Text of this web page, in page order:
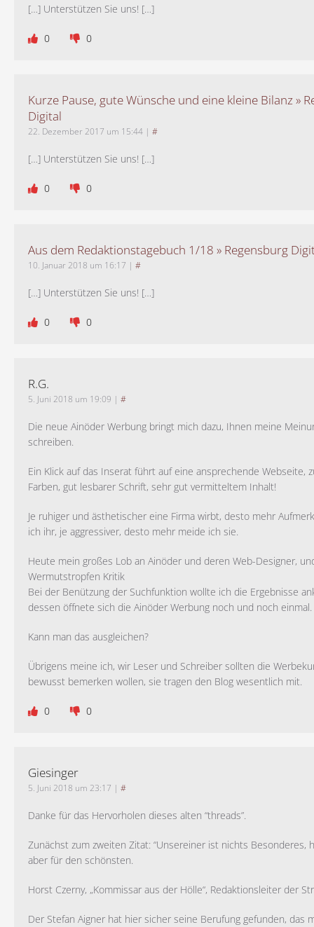
[…] Unterstützen Sie uns! […]
0 0
Kurze Pause, gute Wünsche und eine kleine Bilanz »
Digital
22. Dezember 2017 um 15:44 | #
[…] Unterstützen Sie uns! […]
0 0
Aus dem Redaktionstagebuch 1/18 » Regensburg
10. Januar 2018 um 16:17 | #
[…] Unterstützen Sie uns! […]
0 0
R.G.
5. Juni 2018 um 19:09 | #
Die neue Ainöder Werbung bringt mich dazu, Ihnen meine
schreiben.
Ein Klick auf das Inserat führt auf eine ansprechende Webseite,
Farben, gut lesbarer Schrift, sehr gut vermitteltem Inhalt!
Je ruhiger und ästhetischer eine Firma wirbt, desto mehr
ich ihr, je aggressiver, desto mehr meide ich sie.
Heute mein großes Lob an Ainöder und deren Web-Designer,
Wermutstropfen Kritik
Bei der Benützung der Suchfunktion wollte ich die Ergebnisse
dessen öffnete sich die Ainöder Werbung noch und noch einmal.
Kann man das ausgleichen?
Übrigens meine ich, wir Leser und Schreiber sollten die
bewusst bemerken wollen, sie tragen den Blog wesentlich mit.
0 0
Giesinger
5. Juni 2018 um 23:17 | #
Danke für das Hervorholen dieses alten “threads”.
Zunächst zum zweiten Zitat: “Unsereiner ist nichts Besonderes,
aber für den schönsten.
Horst Czerny, „Kommissar aus der Hölle“, Redaktionsleiter der
Der Stefan Aigner hat hier sicher seine Berufung gefunden, das